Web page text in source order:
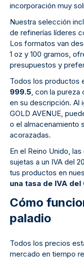
incorporación muy
Nuestra selección
de refinerías líderes
Los formatos van
1 oz y 100 gramos,
presupuestos y
Todos los productos
999.5, con la pureza
en su descripción. Al
GOLD AVENUE,
o el almacenamiento
acorazadas.
En el Reino Unido,
sujetas a un IVA del
tus productos en
una tasa de IVA del
Cómo
paladio
Todos los precios
mercado en tiempo